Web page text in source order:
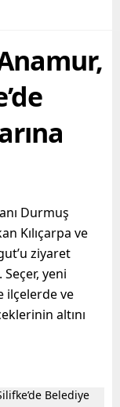
Durmuş
Kılıçarpa ve
ziyaret
yeni
ilçelerde ve
altını